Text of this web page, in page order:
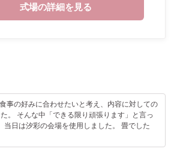
式場の詳細を見る
事の好みに合わせたいと考え、内容に対しての
。 そんな中「できる限り頑張ります」と言っ
日は汐彩の会場を使用しました。 畳でした